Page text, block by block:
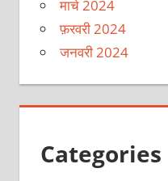
मार्च 2024
फ़रवरी 2024
जनवरी 2024
Categories